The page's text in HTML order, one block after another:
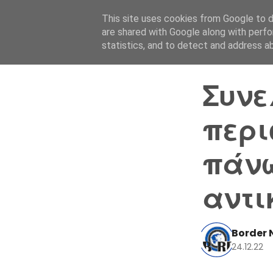
Border
24.12.22
This site uses cookies from Google to
are shared with Google along with
statistics, and to detect and address